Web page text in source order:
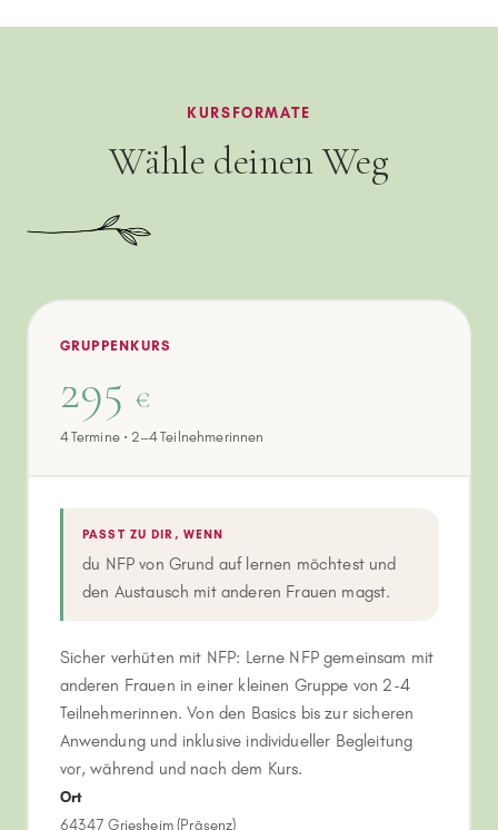
KURSFORMATE
Wähle deinen Weg
GRUPPENKURS
295 €
4 Termine · 2–4 Teilnehmerinnen
PASST ZU DIR, WENN
du NFP von Grund auf lernen möchtest und
den Austausch mit anderen Frauen magst.
Sicher verhüten mit NFP: Lerne NFP gemeinsam mit
anderen Frauen in einer kleinen Gruppe von 2-4
Teilnehmerinnen. Von den Basics bis zur sicheren
Anwendung und inklusive individueller Begleitung
vor, während und nach dem Kurs.
Ort
64347 Griesheim (Präsenz)